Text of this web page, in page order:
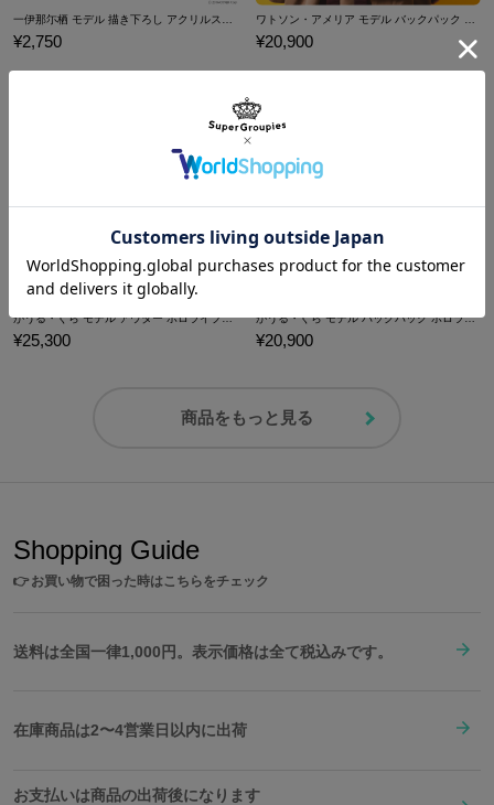
素材／ ケース・裏蓋・リュウズ・バックル：ステンレススチール 文字盤・
製）
一伊那尓栖 モデル 描き下ろし アクリルスタンド ホロライブEnglish -Myth-
¥2,750
ワトソン・アメリア モデル バックパック ホロライブEnglish -Myth-
¥20,900
がうる・ぐら モデル アウター ホロライブEnglish -Myth-
¥25,300
がうる・ぐら モデル バックパック ホロライブEnglish -Myth-
¥20,900
商品をもっと見る
Shopping Guide
👉お買い物で困った時はこちらをチェック
送料は全国一律1,000円。表示価格は全て税込みです。
在庫商品は2〜4営業日以内に出荷
お支払いは商品の出荷後になります